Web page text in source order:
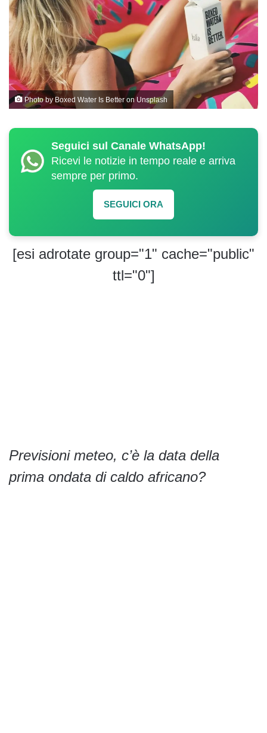
Photo byBoxed Water Is Better on Unsplash
Seguici sul Canale WhatsApp!
Ricevi le notizie in tempo reale e arriva
sempre per primo.
SEGUICI ORA
[esi adrotate group="1" cache="public"
ttl="0"]
Previsioni meteo, c’è la data della
prima ondata di caldo africano?